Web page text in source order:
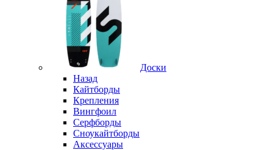
Доски
Назад
Кайтборды
Крепления
Вингфоил
Серфборды
Сноукайтборды
Аксессуары